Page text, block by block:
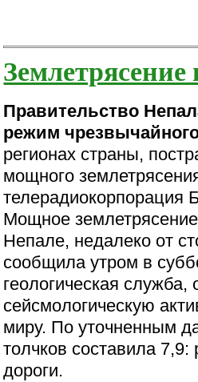
Правительство
режим
регионах страны,
мощного
телерадиокорпорация
Мощное
Непале, недалеко от
сообщила утром в
геологическая
сейсмологическую
миру. По уточненным
толчков составила
дороги.